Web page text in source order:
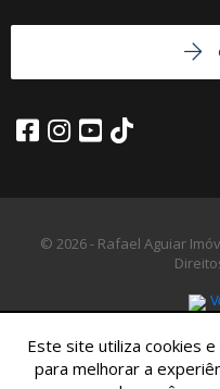
© 2026 - Rafael Aguiar
Este site utiliza cookies
para melhorar a